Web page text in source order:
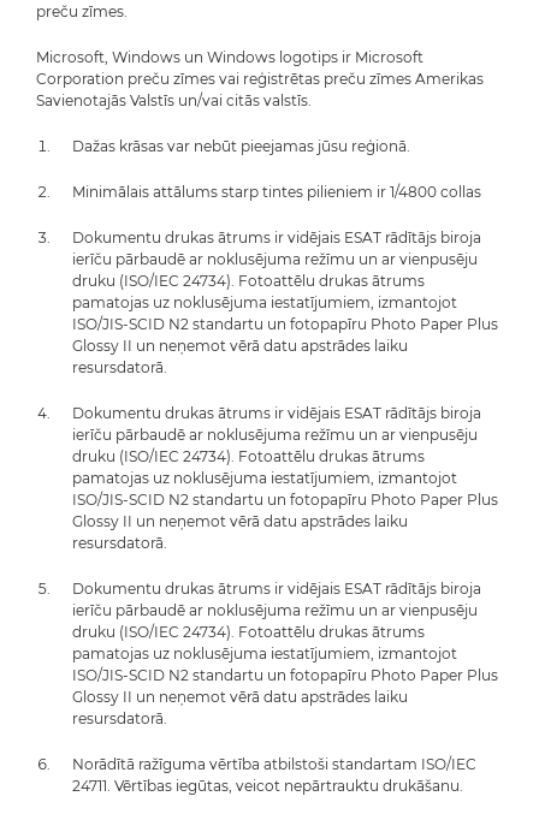
preču zīmes.
Microsoft, Windows un Windows logotips ir Microsoft
Corporation preču zīmes vai reģistrētas preču zīmes Amerikas
Savienotajās Valstīs un/vai citās valstīs.
Dažas krāsas var nebūt pieejamas jūsu reģionā.
Minimālais attālums starp tintes pilieniem ir 1/4800 collas
Dokumentu drukas ātrums ir vidējais ESAT rādītājs biroja
ierīču pārbaudē ar noklusējuma režīmu un ar vienpusēju
druku (ISO/IEC 24734). Fotoattēlu drukas ātrums
pamatojas uz noklusējuma iestatījumiem, izmantojot
ISO/JIS-SCID N2 standartu un fotopapīru Photo Paper Plus
Glossy II un neņemot vērā datu apstrādes laiku
resursdatorā.
Dokumentu drukas ātrums ir vidējais ESAT rādītājs biroja
ierīču pārbaudē ar noklusējuma režīmu un ar vienpusēju
druku (ISO/IEC 24734). Fotoattēlu drukas ātrums
pamatojas uz noklusējuma iestatījumiem, izmantojot
ISO/JIS-SCID N2 standartu un fotopapīru Photo Paper Plus
Glossy II un neņemot vērā datu apstrādes laiku
resursdatorā.
Dokumentu drukas ātrums ir vidējais ESAT rādītājs biroja
ierīču pārbaudē ar noklusējuma režīmu un ar vienpusēju
druku (ISO/IEC 24734). Fotoattēlu drukas ātrums
pamatojas uz noklusējuma iestatījumiem, izmantojot
ISO/JIS-SCID N2 standartu un fotopapīru Photo Paper Plus
Glossy II un neņemot vērā datu apstrādes laiku
resursdatorā.
Norādītā ražīguma vērtība atbilstoši standartam ISO/IEC
24711. Vērtības iegūtas, veicot nepārtrauktu drukāšanu.